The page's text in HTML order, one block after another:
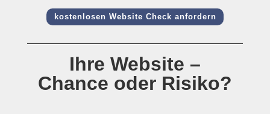
kostenlosen Website Check anfordern
Ihre Website –
Chance oder Risiko?